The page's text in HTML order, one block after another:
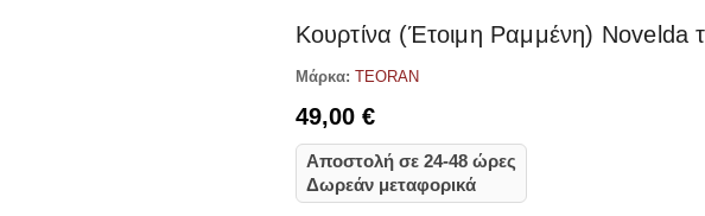
Κουρτίνα (Έτοιμη Ραμμένη) Novelda
Μάρκα: TEORAN
49,00 €
Αποστολή σε 24-48 ώρες
Δωρεάν μεταφορικά